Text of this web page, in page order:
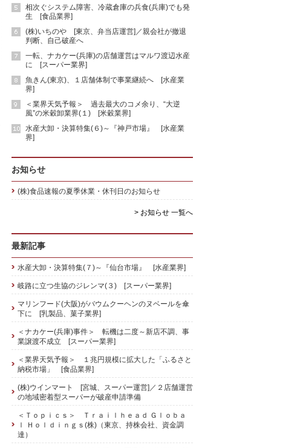
相次ぐシステム障害、冷蔵倉庫の兵食(兵庫)でも発
生 [食品業界]
(株)いちのや [東京、弁当店運営]／親会社が撤退
判断、自己破産へ
一転、ナカケー(兵庫)の店舗運営はマルワ渡辺水産
に [スーパー業界]
魚きん(東京)、１店舗体制で事業継続へ [水産業
界]
＜業界天気予報＞ 過去最大のコメ余り、“大逆
風”の米穀卸業界(１) [米穀業界]
水産大卸・決算特集(６)～『神戸市場』 [水産業
界]
お知らせ
(株)食品速報の夏季休業・休刊日のお知らせ
> お知らせ 一覧へ
最新記事
水産大卸・決算特集(７)～『仙台市場』 [水産業界]
岐路に立つ生協のジレンマ(３) [スーパー業界]
マリンフード(大阪)がバウムクーヘンのヌベールを傘
下に [乳製品、菓子業界]
＜ナカケー(兵庫)事件＞ 転機は二度～新店不調、事
業譲渡不成立 [スーパー業界]
＜業界天気予報＞ １兆円規模に拡大した「ふるさと
納税市場」 [食品業界]
(株)ウインマート [宮城、スーパー運営]／２店舗運営
の地域密着型スーパーが破産申請準備
＜Ｔｏｐｉｃｓ＞ Ｔｒａｉｌｈｅａｄ Ｇｌｏｂａ
ｌ Ｈｏｌｄｉｎｇｓ(株)（東京、持株会社、資金調
達）